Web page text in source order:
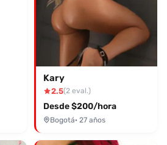
Kary
2.5(2 eval.)
Desde $200/hora
Bogotá· 27 años